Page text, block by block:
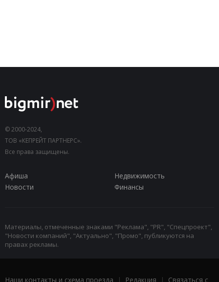
© 2000-2024,
ТОВ «КЕПРЕЙТ ПАРТНЕРС».
Все права защищены.
Афиша
Недвижимость
Новости
Финансы
Материалы, отмеченные знаками "Реклама", "PR", "Спецпроект",
"Новости компаний", "Актуально", "Промо", публикуются на
правах рекламы.
Наши контакты и схема проезда | Редакция | Связаться с